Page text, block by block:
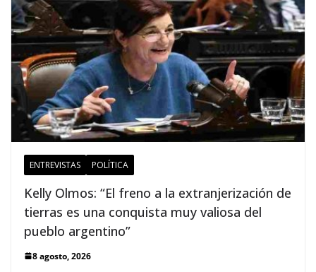
ENTREVISTAS POLÍTICA
Kelly Olmos: “El freno a la extranjerización de
tierras es una conquista muy valiosa del
pueblo argentino”
8 agosto, 2026